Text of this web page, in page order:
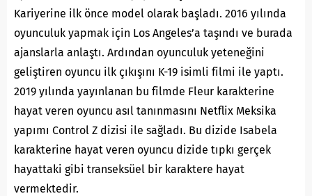
Kariyerine ilk önce model olarak başladı. 2016 yılında
oyunculuk yapmak için Los Angeles’a taşındı ve burada
ajanslarla anlaştı. Ardından oyunculuk yeteneğini
geliştiren oyuncu ilk çıkışını K-19 isimli filmi ile yaptı.
2019 yılında yayınlanan bu filmde Fleur karakterine
hayat veren oyuncu asıl tanınmasını Netflix Meksika
yapımı Control Z dizisi ile sağladı. Bu dizide Isabela
karakterine hayat veren oyuncu dizide tıpkı gerçek
hayattaki gibi transeksüel bir karaktere hayat
vermektedir.